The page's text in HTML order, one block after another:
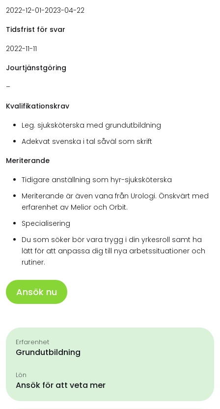
2022-12-01-2023-04-22
Tidsfrist för svar
2022-11-11
Jourtjänstgöring
–
Kvalifikationskrav
Leg. sjuksköterska med grundutbildning
Adekvat svenska i tal såväl som skrift
Meriterande
Tidigare anställning som hyr-sjuksköterska
Meriterande är även vana från Urologi. Önskvärt med
erfarenhet av Melior och Orbit.
Specialisering
Du som söker bör vara trygg i din yrkesroll samt ha
lätt för att anpassa dig till nya arbetssituationer och
rutiner.
Ansök nu
Erfarenhet
Grundutbildning
Lön
Ansök för att veta mer